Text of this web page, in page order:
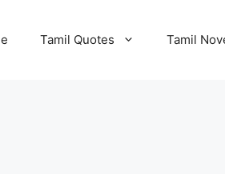
Tamil Quotes Tamil